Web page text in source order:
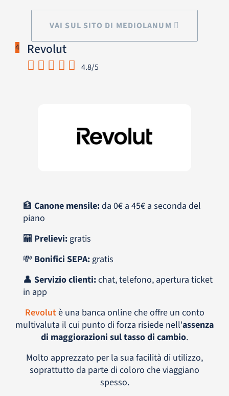
VAI SUL SITO DI MEDIOLANUM
4
Revolut
4.8/5
🏦 Canone mensile:da 0€ a 45€ a seconda del
piano
🏧 Prelievi:gratis
💸 Bonifici SEPA:gratis
👤 Servizio clienti:chat, telefono, apertura ticket
in app
Revolutè una banca online che offre un conto
multivaluta il cui punto di forza risiede nell'assenza
di maggiorazioni sul tasso di cambio.
Molto apprezzato per la sua facilità di utilizzo,
soprattutto da parte di coloro che viaggiano
spesso.